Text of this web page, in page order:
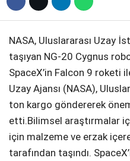
NASA, Uluslararası Uzay
taşıyan NG-20 Cygnus
SpaceX’in Falcon 9 roketi
Uzay Ajansı (NASA),
ton kargo göndererek
etti.Bilimsel araştırmalar
için malzeme ve erzak
tarafından taşındı.